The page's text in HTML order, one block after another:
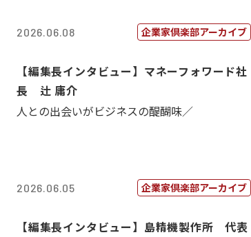
2026.06.08 企業家倶楽部アーカイブ
【編集長インタビュー】マネーフォワード社
長 辻 庸介
人との出会いがビジネスの醍醐味／
2026.06.05 企業家倶楽部アーカイブ
【編集長インタビュー】島精機製作所 代表